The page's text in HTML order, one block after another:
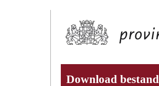
Download bestand